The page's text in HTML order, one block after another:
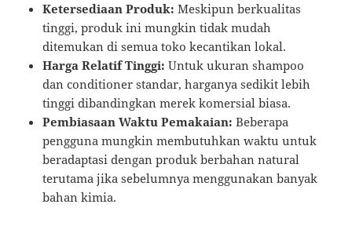
Ketersediaan Produk: Meskipun berkualitas
tinggi, produk ini mungkin tidak mudah
ditemukan di semua toko kecantikan lokal.
Harga Relatif Tinggi: Untuk ukuran shampoo
dan conditioner standar, harganya sedikit lebih
tinggi dibandingkan merek komersial biasa.
Pembiasaan Waktu Pemakaian: Beberapa
pengguna mungkin membutuhkan waktu untuk
beradaptasi dengan produk berbahan natural
terutama jika sebelumnya menggunakan banyak
bahan kimia.